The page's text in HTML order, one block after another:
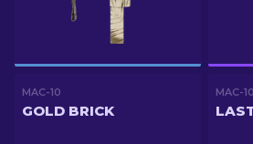
MAC-10
GOLD BRICK
MAC-10